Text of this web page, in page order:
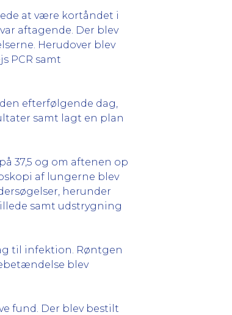
at være kortåndet i
aftagende. Der blev
Herudover blev
PCR samt
efterfølgende dag,
samt lagt en plan
37,5 og om aftenen op
af lungerne blev
herunder
samt udstrygning
til infektion. Røntgen
blev
fund. Der blev bestilt